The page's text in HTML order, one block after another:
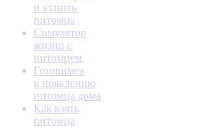
и купить
питомца
Симулятор
жизни с
питомцем
Готовимся
к появлению
питомца дома
Как взять
питомца